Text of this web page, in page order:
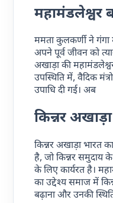
महामंडलेश्वर
ममता कुलकर्णी ने गंगा
अपने पूर्व जीवन को
अखाड़ा की
उपस्थिति में, वैदिक
उपाधि दी गई। अब
किन्नर
किन्नर अखाड़ा भारत
है, जो किन्नर समुदाय
के लिए कार्यरत है।
का उद्देश्य समाज में
बढ़ाना और उनकी